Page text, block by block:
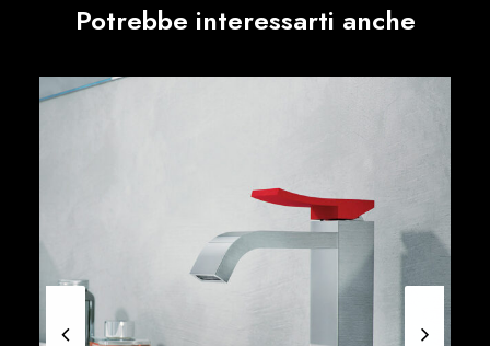
Potrebbe interessarti anche